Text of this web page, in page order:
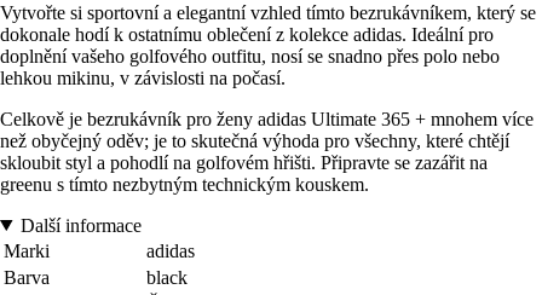
Vytvořte si sportovní a elegantní vzhled tímto bezrukávníkem, který se
dokonale hodí k ostatnímu oblečení z kolekce adidas. Ideální pro
doplnění vašeho golfového outfitu, nosí se snadno přes polo nebo
lehkou mikinu, v závislosti na počasí.
Celkově je bezrukávník pro ženy adidas Ultimate 365 + mnohem více
než obyčejný oděv; je to skutečná výhoda pro všechny, které chtějí
skloubit styl a pohodlí na golfovém hřišti. Připravte se zazářit na
greenu s tímto nezbytným technickým kouskem.
Další informace
Marki
adidas
Barva
black